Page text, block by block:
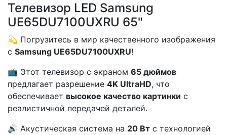
Телевизор LED Samsung
UE65DU7100UXRU 65"
💫 Погрузитесь в мир качественного изображения
с Samsung UE65DU7100UXRU!
📺 Этот телевизор с экраном 65 дюймов
предлагает разрешение 4K UltraHD, что
обеспечивает высокое качество картинки с
реалистичной передачей деталей.
🔊 Акустическая система на 20 Вт с технологией